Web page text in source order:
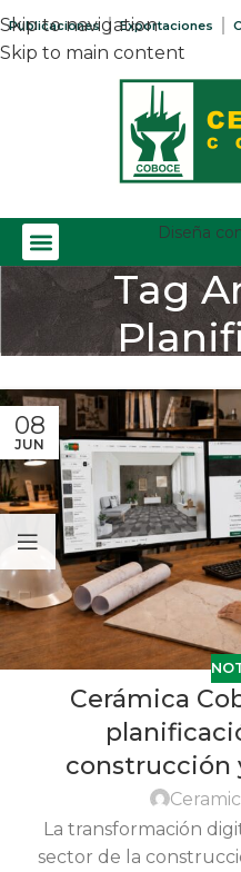
Skip to navigation
Skip to main content
Publicaciones Exportaciones
Diseña
Tag
08
JUN
Cerámica
construcción
La transformación
sector de la